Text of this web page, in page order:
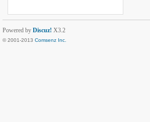
Powered by Discuz! X3.2
© 2001-2013 Comsenz Inc.